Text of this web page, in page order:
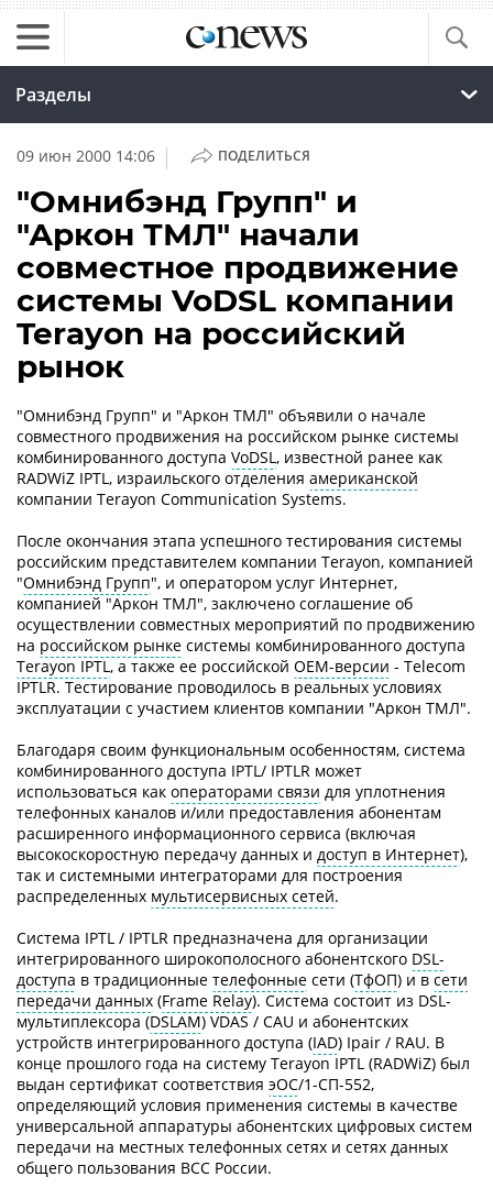
Разделы
09 июн 2000 14:06 | ПОДЕЛИТЬСЯ
"Омнибэнд Групп" и
"Аркон ТМЛ" начали
совместное продвижение
системы VoDSL компании
Terayon на российский
рынок
"Омнибэнд Групп" и "Аркон ТМЛ" объявили о начале
совместного продвижения на российском рынке системы
комбинированного доступа VoDSL, известной ранее как
RADWiZ IPTL, израильского отделения американской
компании Terayon Communication Systems.
После окончания этапа успешного тестирования системы
российским представителем компании Terayon, компанией
"Омнибэнд Групп", и оператором услуг Интернет,
компанией "Аркон ТМЛ", заключено соглашение об
осуществлении совместных мероприятий по продвижению
на российском рынке системы комбинированного доступа
Terayon IPTL, а также ее российской ОЕМ-версии - Telecom
IPTLR. Тестирование проводилось в реальных условиях
эксплуатации с участием клиентов компании "Аркон ТМЛ".
Благодаря своим функциональным особенностям, система
комбинированного доступа IPTL/ IPTLR может
использоваться как операторами связи для уплотнения
телефонных каналов и/или предоставления абонентам
расширенного информационного сервиса (включая
высокоскоростную передачу данных и доступ в Интернет),
так и системными интеграторами для построения
распределенных мультисервисных сетей.
Система IPTL / IPTLR предназначена для организации
интегрированного широкополосного абонентского DSL-
доступа в традиционные телефонные сети (ТфОП) и в сети
передачи данных (Frame Relay). Система состоит из DSL-
мультиплексора (DSLAM) VDAS / CAU и абонентских
устройств интегрированного доступа (IAD) Ipair / RAU. В
конце прошлого года на систему Terayon IPTL (RADWiZ) был
выдан сертификат соответствия эОС/1-СП-552,
определяющий условия применения системы в качестве
универсальной аппаратуры абонентских цифровых систем
передачи на местных телефонных сетях и сетях данных
общего пользования ВСС России.